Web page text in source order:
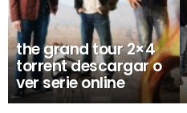
the grand tour 2×4
torrent descargar o
ver serie online